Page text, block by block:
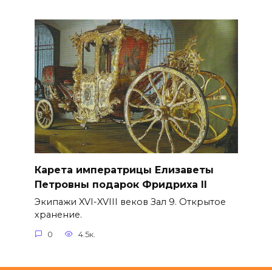
Карета императрицы Елизаветы
Петровны подарок Фридриха II
Экипажи XVI-XVIII веков Зал 9. Открытое
хранение.
0 4.5к.